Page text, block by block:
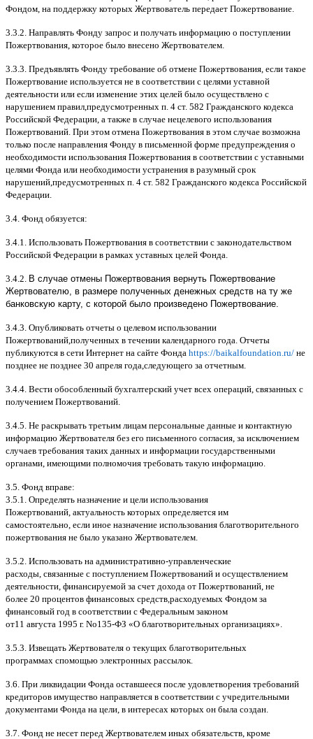
Фондом на поддержку которых Жертвователь передает Пожертвование
3.3.2. Направлять Фонду запрос и получать информацию о поступлении
Пожертвования которое было внесено Жертвователем
3.3.3. Предъявлять Фонду требование об отмене Пожертвования если такое
Пожертвование используется не в соответствии с целями уставной
деятельности или если изменение этих целей было осуществлено с
нарушением правил предусмотренных п . 4 ст. 582 Гражданского кодекса
Российской Федерации а также в случае нецелевого использования
Пожертвований При этом отмена Пожертвования в этом случае возможна
только после направления Фонду в письменной форме предупреждения о
необходимости использования Пожертвования в соответствии с уставными
целями Фонда или необходимости устранения в разумный срок
нарушений предусмотренных п . 4 ст. 582 Гражданского кодекса Российской
Федерации
3.4. Фонд обязуется:
3.4.1. Использовать Пожертвования в соответствии с законодательством
Российской Федерации в рамках уставных целей Фонда
3.4.2. В случае отмены Пожертвования вернуть Пожертвование
Жертвователю, в размере полученных денежных средств на ту же
банковскую карту, с которой было произведено Пожертвование.
3.4.3. Опубликовать отчеты о целевом использовании
Пожертвований полученных в течении календарного года Отчеты
публикуются в сети Интернет на сайте Фонда https://baikalfoundation.ru/ не
позднее не позднее 30 апреля года следующего за отчетным
3.4.4. Вести обособленный бухгалтерский учет всех операций связанных с
получением Пожертвований
3.4.5. Не раскрывать третьим лицам персональные данные и контактную
информацию Жертвователя без его письменного согласия за исключением
случаев требования таких данных и информации государственными
органами имеющими полномочия требовать такую информацию
3.5. Фонд вправе:
3.5.1. Определять назначение и цели использования
Пожертвований актуальность которых определяется им
самостоятельно если иное назначение использования благотворительного
пожертвования не было указано Жертвователем
3.5.2. Использовать на административно-управленческие
расходы связанные с поступлением Пожертвований и осуществлением
деятельности финансируемой за счет дохода от Пожертвований не
более 20 процентов финансовых средств расходуемых Фондом за
финансовый год в соответствии с Федеральным законом
от11 августа 1995 г. No135-ФЗ «О благотворительных организациях».
3.5.3. Извещать Жертвователя o текущих благотворительных
программах cпомощью электронных рассылок
3.6. При ликвидации Фонда оставшееся после удовлетворения требований
кредиторов имущество направляется в соответствии с учредительными
документами Фонда на цели в интересах которых он была создан
3.7. Фонд не несет перед Жертвователем иных обязательств кроме